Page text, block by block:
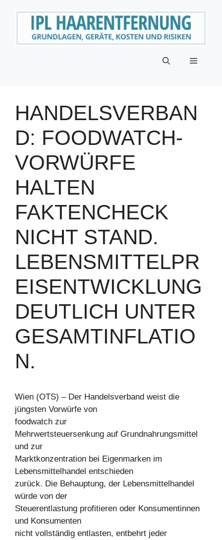
Menü
HANDELSVERBAN
D: FOODWATCH-
VORWÜRFE
HALTEN
FAKTENCHECK
NICHT STAND.
LEBENSMITTELPR
EISENTWICKLUNG
DEUTLICH UNTER
GESAMTINFLATIO
N.
Wien (OTS) – Der Handelsverband weist die
jüngsten Vorwürfe von
foodwatch zur
Mehrwertsteuersenkung auf Grundnahrungsmittel
und zur
Marktkonzentration bei Eigenmarken im
Lebensmittelhandel entschieden
zurück. Die Behauptung, der Lebensmittelhandel
würde von der
Steuerentlastung profitieren oder Konsumentinnen
und Konsumenten
nicht vollständig entlasten, entbehrt jeder